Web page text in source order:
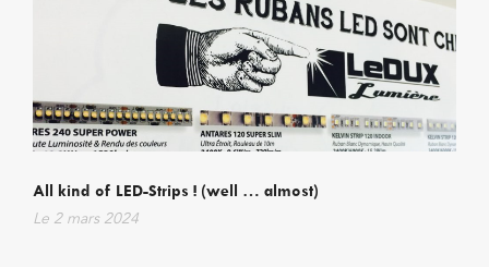
All kind of LED-Strips ! (well … almost)
Le 2 mars 2024